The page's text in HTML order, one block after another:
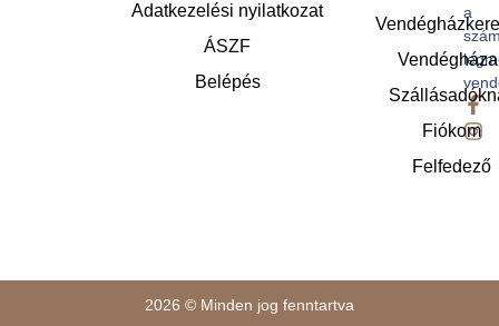
a
Fiókom
Felfedező
Adatkezelési nyilatkozat
ÁSZF
Belépés
2026 © Minden jog fenntartva